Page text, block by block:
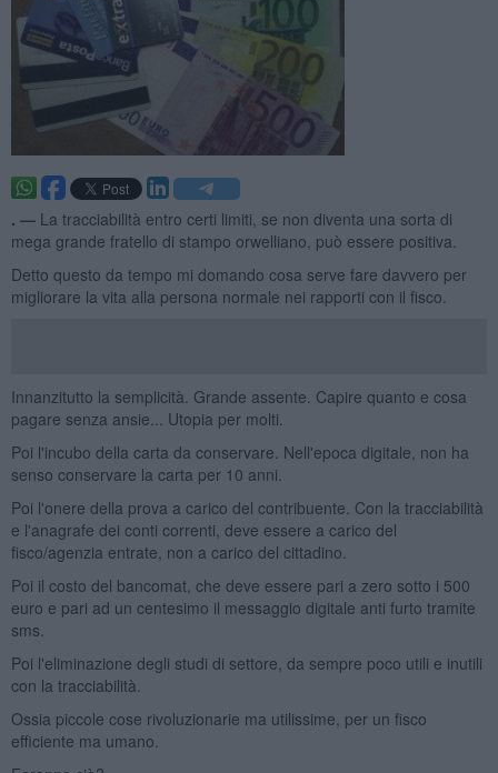
. — La tracciabilità entro certi limiti, se non diventa una sorta di
mega grande fratello di stampo orwelliano, può essere positiva.
Detto questo da tempo mi domando cosa serve fare davvero per
migliorare la vita alla persona normale nei rapporti con il fisco.
Innanzitutto la semplicità. Grande assente. Capire quanto e cosa
pagare senza ansie... Utopia per molti.
Poi l'incubo della carta da conservare. Nell'epoca digitale, non ha
senso conservare la carta per 10 anni.
Poi l'onere della prova a carico del contribuente. Con la tracciabilità
e l'anagrafe dei conti correnti, deve essere a carico del
fisco/agenzia entrate, non a carico del cittadino.
Poi il costo del bancomat, che deve essere pari a zero sotto i 500
euro e pari ad un centesimo il messaggio digitale anti furto tramite
sms.
Poi l'eliminazione degli studi di settore, da sempre poco utili e inutili
con la tracciabilità.
Ossia piccole cose rivoluzionarie ma utilissime, per un fisco
efficiente ma umano.